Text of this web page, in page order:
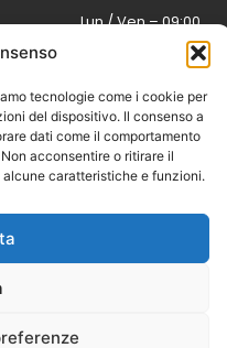
tecnologie come i cookie per
del dispositivo. Il consenso a
dati come il comportamento
acconsentire o ritirare il
caratteristiche e funzioni.
Lun / Ven – 09:00
16:30 /20:00
Domenica
chiuso
Life di
with passion by